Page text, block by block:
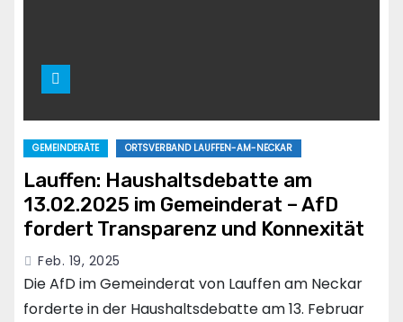
GEMEINDERÄTE ORTSVERBAND LAUFFEN-AM-NECKAR
Lauffen: Haushaltsdebatte am
13.02.2025 im Gemeinderat – AfD
fordert Transparenz und Konnexität
Feb. 19, 2025
Die AfD im Gemeinderat von Lauffen am Neckar
forderte in der Haushaltsdebatte am 13. Februar